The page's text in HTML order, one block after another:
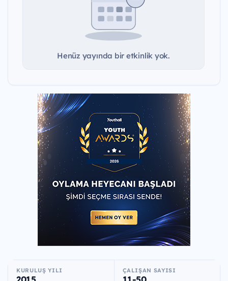
Henüz yayında bir etkinlik yok.
KURULUŞ YILI ÇALIŞAN SAYISI